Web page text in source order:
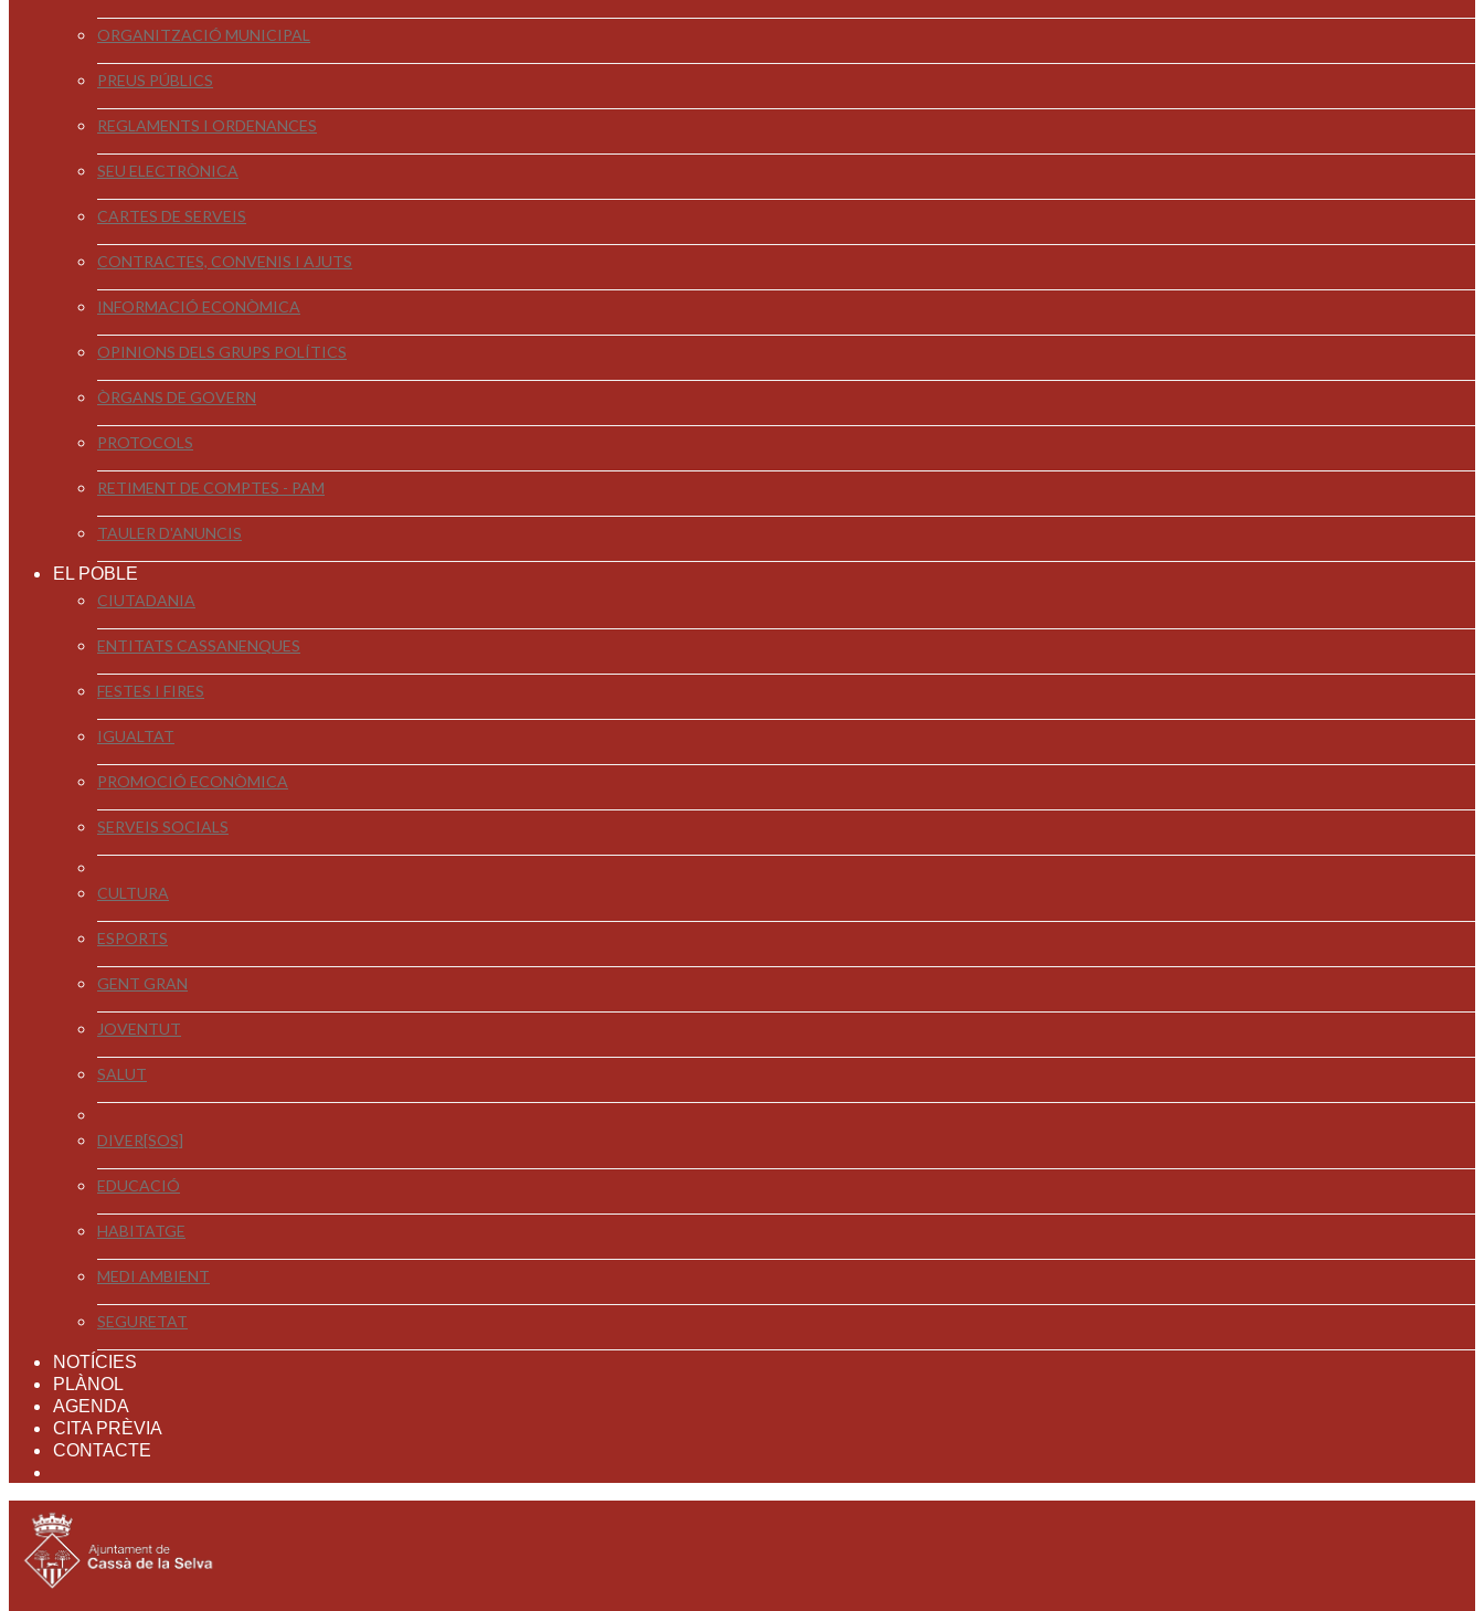
ORGANITZACIÓ MUNICIPAL
PREUS PÚBLICS
REGLAMENTS I ORDENANCES
SEU ELECTRÒNICA
CARTES DE SERVEIS
CONTRACTES, CONVENIS I AJUTS
INFORMACIÓ ECONÒMICA
OPINIONS DELS GRUPS POLÍTICS
ÒRGANS DE GOVERN
PROTOCOLS
RETIMENT DE COMPTES - PAM
TAULER D'ANUNCIS
EL POBLE
CIUTADANIA
ENTITATS CASSANENQUES
FESTES I FIRES
IGUALTAT
PROMOCIÓ ECONÒMICA
SERVEIS SOCIALS
CULTURA
ESPORTS
GENT GRAN
JOVENTUT
SALUT
DIVER[SOS]
EDUCACIÓ
HABITATGE
MEDI AMBIENT
SEGURETAT
NOTÍCIES
PLÀNOL
AGENDA
CITA PRÈVIA
CONTACTE